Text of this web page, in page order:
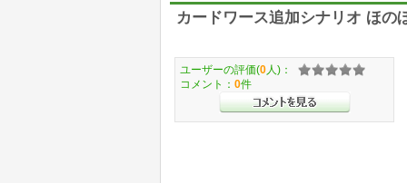
カードワース追加シナリオ ほの
ユーザーの評価(0 人)：
コメント： 0件